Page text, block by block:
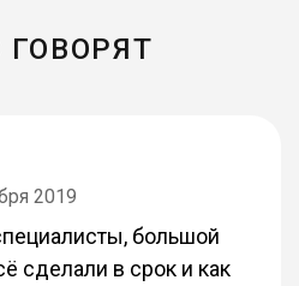
ГОВОРЯТ
2019
большой
сделали в срок и как